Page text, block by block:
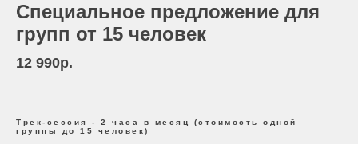
Специальное предложение для
групп от 15 человек
12 990р.
Трек-сессия - 2 часа в месяц (стоимость одной
группы до 15 человек)